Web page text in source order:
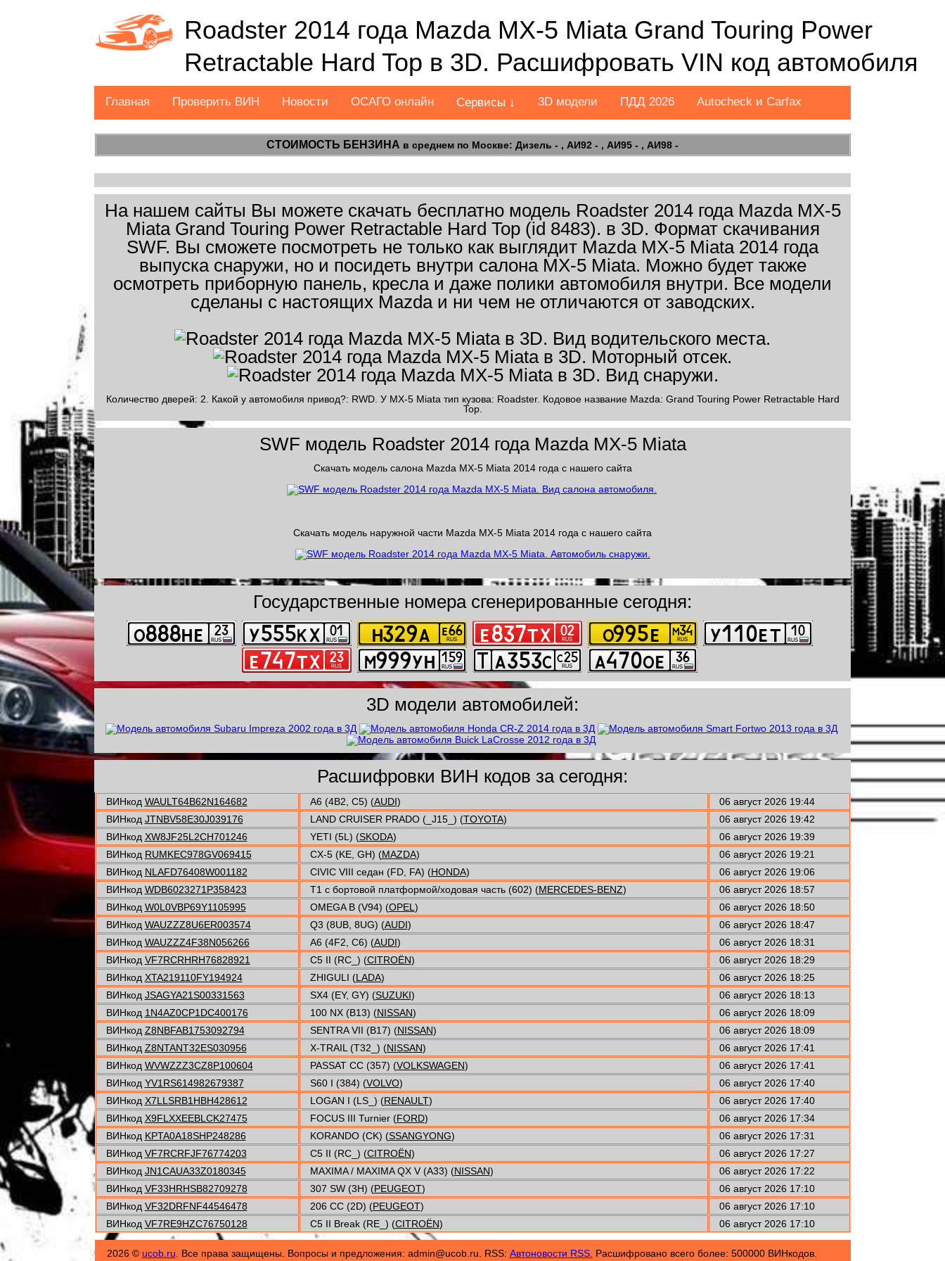
Roadster 2014 года Mazda MX-5 Miata Grand Touring Power
Retractable Hard Top в 3D. Расшифровать VIN код автомобиля
Главная Проверить ВИН Новости ОСАГО онлайн Сервисы ↓ 3D модели ПДД 2026 Autocheck и Carfax
СТОИМОСТЬ БЕНЗИНА в среднем по Москве: Дизель - , АИ92 - , АИ95 - , АИ98 -
На нашем сайты Вы можете скачать бесплатно модель Roadster 2014 года Mazda MX-5
Miata Grand Touring Power Retractable Hard Top (id 8483). в 3D. Формат скачивания
SWF. Вы сможете посмотреть не только как выглядит Mazda MX-5 Miata 2014 года
выпуска снаружи, но и посидеть внутри салона MX-5 Miata. Можно будет также
осмотреть приборную панель, кресла и даже полики автомобиля внутри. Все модели
сделаны с настоящих Mazda и ни чем не отличаются от заводских.
Количество дверей: 2. Какой у автомобиля привод?: RWD. У MX-5 Miata тип кузова: Roadster. Кодовое название Mazda: Grand Touring Power Retractable Hard
Top.
SWF модель Roadster 2014 года Mazda MX-5 Miata
Скачать модель салона Mazda MX-5 Miata 2014 года с нашего сайта
Скачать модель наружной части Mazda MX-5 Miata 2014 года с нашего сайта
Государственные номера сгенерированные сегодня:
3D модели автомобилей:
Расшифровки ВИН кодов за сегодня:
ВИНкод WAULT64B62N164682 A6 (4B2, C5) (AUDI)
06 август 2026 19:44
ВИНкод JTNBV58E30J039176 LAND CRUISER PRADO (_J15_) (TOYOTA)
06 август 2026 19:42
ВИНкод XW8JF25L2CH701246 YETI (5L) (SKODA)
06 август 2026 19:39
ВИНкод RUMKEC978GV069415 CX-5 (KE, GH) (MAZDA)
06 август 2026 19:21
ВИНкод NLAFD76408W001182 CIVIC VIII седан (FD, FA) (HONDA)
06 август 2026 19:06
ВИНкод WDB6023271P358423 T1 c бортовой платформой/ходовая часть (602) (MERCEDES-BENZ)
06 август 2026 18:57
ВИНкод W0L0VBP69Y1105995 OMEGA B (V94) (OPEL )
06 август 2026 18:50
ВИНкод WAUZZZ8U6ER003574 Q3 (8UB, 8UG) (AUDI)
06 август 2026 18:47
ВИНкод WAUZZZ4F38N056266 A6 (4F2, C6) (AUDI)
06 август 2026 18:31
ВИНкод VF7RCRHRH76828921 C5 II (RC_) (CITROËN)
06 август 2026 18:29
ВИНкод XTA219110FY194924 ZHIGULI (LADA)
06 август 2026 18:25
ВИНкод JSAGYA21S00331563 SX4 (EY, GY) (SUZUKI)
06 август 2026 18:13
ВИНкод 1N4AZ0CP1DC400176 100 NX (B13) (NISSAN)
06 август 2026 18:09
ВИНкод Z8NBFAB1753092794 SENTRA VII (B17) (NISSAN)
06 август 2026 18:09
ВИНкод Z8NTANT32ES030956 X-TRAIL (T32_) (NISSAN)
06 август 2026 17:41
ВИНкод WVWZZZ3CZ8P100604 PASSAT CC (357) (VOLKSWAGEN)
06 август 2026 17:41
ВИНкод YV1RS614982679387 S60 I (384) (VOLVO)
06 август 2026 17:40
ВИНкод X7LLSRB1HBH428612 LOGAN I (LS_) (RENAULT)
06 август 2026 17:40
ВИНкод X9FLXXEEBLCK27475 FOCUS III Turnier (FORD)
06 август 2026 17:34
ВИНкод KPTA0A18SHP248286 KORANDO (CK) (SSANGYONG)
06 август 2026 17:31
ВИНкод VF7RCRFJF76774203 C5 II (RC_) (CITROËN)
06 август 2026 17:27
ВИНкод JN1CAUA33Z0180345 MAXIMA / MAXIMA QX V (A33) (NISSAN)
06 август 2026 17:22
ВИНкод VF33HRHSB82709278 307 SW (3H) (PEUGEOT)
06 август 2026 17:10
ВИНкод VF32DRFNF44546478 206 CC (2D) (PEUGEOT)
06 август 2026 17:10
ВИНкод VF7RE9HZC76750128 C5 II Break (RE_) (CITROËN) 06 август 2026 17:10
2026 © ucob.ru . Все права защищены. Вопросы и предложения: admin@ucob.ru. RSS: Автоновости RSS. Расшифровано всего более: 500000 ВИНкодов.